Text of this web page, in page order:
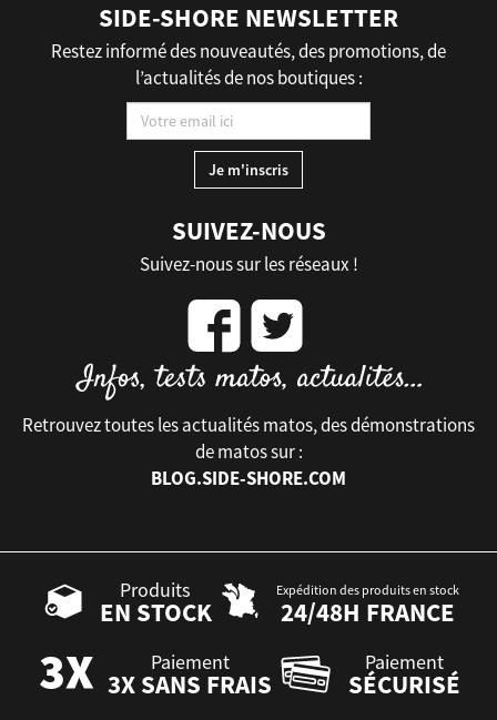
SIDE-SHORE NEWSLETTER
Restez informé des nouveautés, des promotions, de
l’actualités de nos boutiques :
SUIVEZ-NOUS
Suivez-nous sur les réseaux !
Retrouvez toutes les actualités matos, des démonstrations
de matos sur :
BLOG.SIDE-SHORE.COM
Produits
EN STOCK
Expédition des produits en stock
24/48H FRANCE
Paiement
3X SANS FRAIS
Paiement
SÉCURISÉ